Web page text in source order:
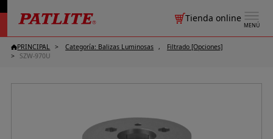
MENÚ
Tienda online
PRINCIPAL Categoría: Balizas Luminosas
Filtrado [Opciones]
SZW-970U